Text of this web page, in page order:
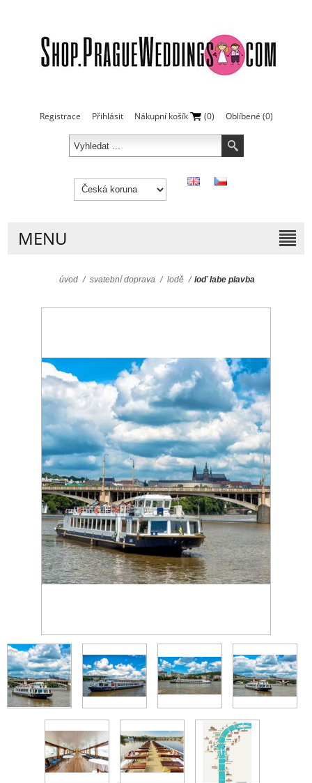
Registrace Přihlásit Nákupní košík (0) Oblíbené (0)
MENU
úvod / svatební doprava / lodě / loď labe plavba